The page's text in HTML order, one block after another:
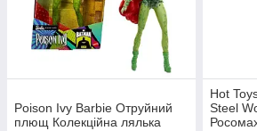
Poison Ivy Barbie Отруйний
плющ Колекційна лялька
Hot
Steel